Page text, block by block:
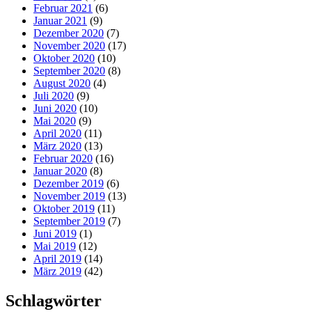
Februar 2021 (6)
Januar 2021 (9)
Dezember 2020 (7)
November 2020 (17)
Oktober 2020 (10)
September 2020 (8)
August 2020 (4)
Juli 2020 (9)
Juni 2020 (10)
Mai 2020 (9)
April 2020 (11)
März 2020 (13)
Februar 2020 (16)
Januar 2020 (8)
Dezember 2019 (6)
November 2019 (13)
Oktober 2019 (11)
September 2019 (7)
Juni 2019 (1)
Mai 2019 (12)
April 2019 (14)
März 2019 (42)
Schlagwörter